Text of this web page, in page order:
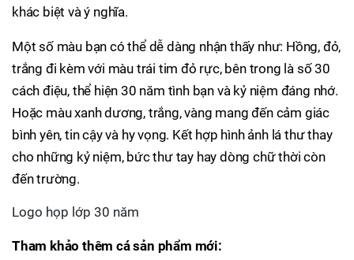
khác biệt và ý nghĩa.
Một số màu bạn có thể dễ dàng nhận thấy như: Hồng, đỏ,
trắng đi kèm với màu trái tim đỏ rực, bên trong là số 30
cách điệu, thể hiện 30 năm tình bạn và kỷ niệm đáng nhớ.
Hoặc màu xanh dương, trắng, vàng mang đến cảm giác
bình yên, tin cậy và hy vọng. Kết hợp hình ảnh lá thư thay
cho những kỷ niệm, bức thư tay hay dòng chữ thời còn
đến trường.
Logo họp lớp 30 năm
Tham khảo thêm cá sản phẩm mới: